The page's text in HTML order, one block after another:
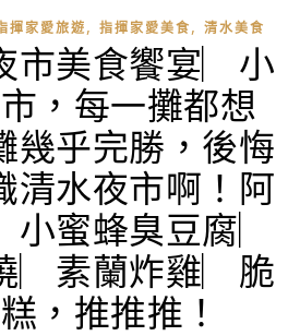
揮家愛旅遊, 指揮家愛美食, 清水美食
市美食饗宴︳小
，每一攤都想
幾乎完勝，後悔
清水夜市啊！阿
蜜蜂臭豆腐︳
︳素蘭炸雞︳脆
，推推推！